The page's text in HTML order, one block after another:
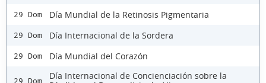
29 Dom Día Mundial de la Retinosis Pigmentaria
29 Dom Día Internacional de la Sordera
29 Dom Día Mundial del Corazón
29 Dom
Día Internacional de Concienciación sobre la